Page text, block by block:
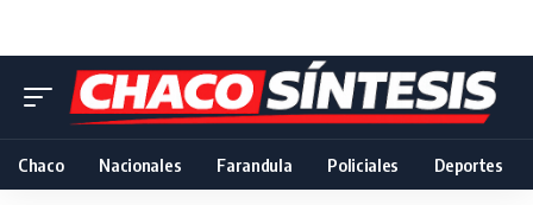
Chaco Nacionales Farandula Policiales Deportes